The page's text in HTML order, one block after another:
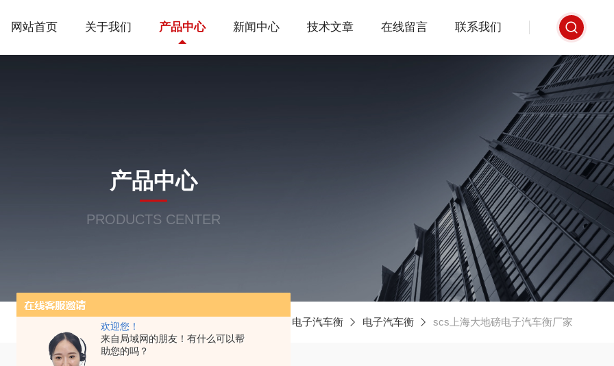
欢迎您！
来自局域网的朋友！有什么可以帮
助您的吗？
网站首页 关于我们 产品中心 新闻中心 技术文章 在线留言 联系我们
产品中心
PRODUCTS CENTER
电子汽车衡 电子汽车衡 scs上海大地磅电子汽车衡厂家